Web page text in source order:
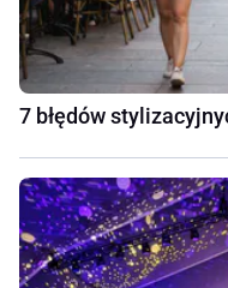
7 błędów